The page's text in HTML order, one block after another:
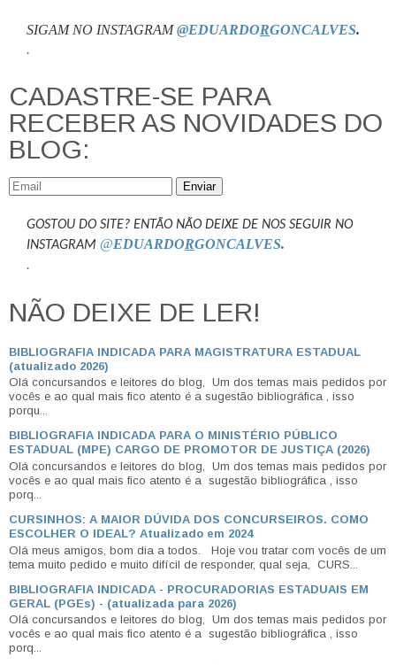
SIGAM NO INSTAGRAM@EDUARDORGONCALVES.
.
CADASTRE-SE PARA
RECEBER AS NOVIDADES DO
BLOG:
Enviar
GOSTOU DO SITE? ENTÃO NÃO DEIXE DE NOS SEGUIR NO
INSTAGRAM @EDUARDORGONCALVES.
.
NÃO DEIXE DE LER!
BIBLIOGRAFIA INDICADA PARA MAGISTRATURA ESTADUAL
(atualizado 2026)
Olá concursandos e leitores do blog, Um dos temas mais pedidos por
vocês e ao qual mais fico atento é a sugestão bibliográfica , isso
porqu...
BIBLIOGRAFIA INDICADA PARA O MINISTÉRIO PÚBLICO
ESTADUAL (MPE) CARGO DE PROMOTOR DE JUSTIÇA (2026)
Olá concursandos e leitores do blog, Um dos temas mais pedidos por
vocês e ao qual mais fico atento é a sugestão bibliográfica , isso
porq...
CURSINHOS: A MAIOR DÚVIDA DOS CONCURSEIROS. COMO
ESCOLHER O IDEAL? Atualizado em 2024
Olá meus amigos, bom dia a todos. Hoje vou tratar com vocês de um
tema muito pedido e muito difícil de responder, qual seja, CURS...
BIBLIOGRAFIA INDICADA - PROCURADORIAS ESTADUAIS EM
GERAL (PGEs) - (atualizada para 2026)
Olá concursandos e leitores do blog, Um dos temas mais pedidos por
vocês e ao qual mais fico atento é a sugestão bibliográfica , isso
porq...